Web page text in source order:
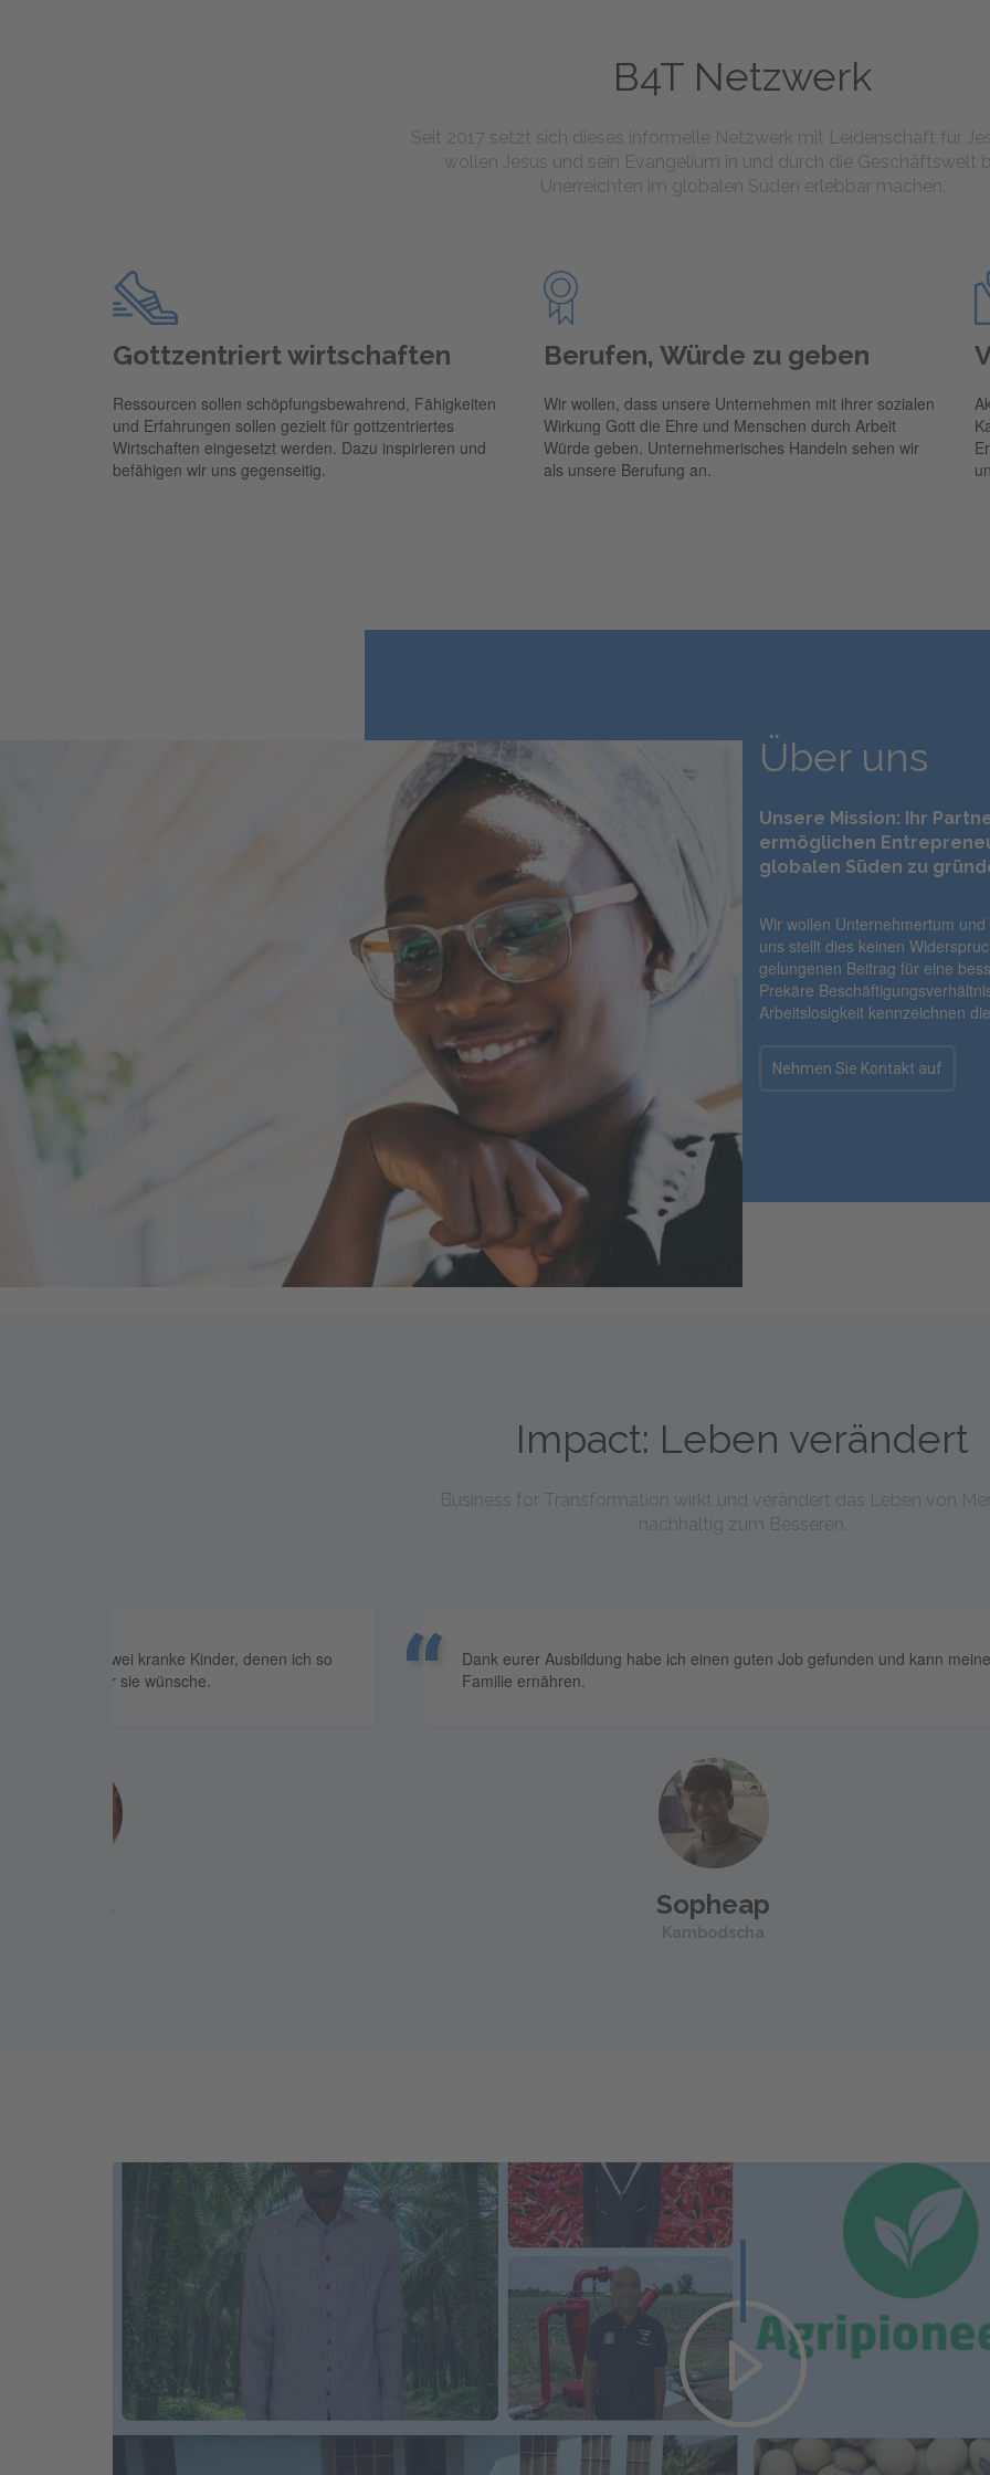
B4T Netzwerk
Seit 2017 setzt sich dieses informelle Netzwerk mit Leidenschaft für
wollen Jesus und sein Evangelium in und durch die Geschäftswelt
Unerreichten im globalen Süden erlebbar machen.
Gottzentriert wirtschaften
Ressourcen sollen schöpfungsbewahrend, Fähigkeiten
und Erfahrungen sollen gezielt für gottzentriertes
Wirtschaften eingesetzt werden. Dazu inspirieren und
befähigen wir uns gegenseitig.
Berufen, Würde zu geben
Wir wollen, dass unsere Unternehmen mit ihrer sozialen
Wirkung Gott die Ehre und Menschen durch Arbeit
Würde geben. Unternehmerisches Handeln sehen wir
als unsere Berufung an.
Über uns
Unsere Mission: Ihr
ermöglichen
globalen Süden zu
Wir wollen Unternehmertum
uns stellt dies keinen
gelungenen Beitrag für eine
Prekäre
Arbeitslosigkeit kennzeichnen
Nehmen Sie Kontakt auf
Impact: Leben verändert
Business for Transformation wirkt und verändert das Leben von
nachhaltig zum Besseren.
Dank eurer Ausbildung habe ich einen guten Job gefunden und kann meine
Familie ernähren.
Ihr habt mein Leben
ein Zuhause bieten